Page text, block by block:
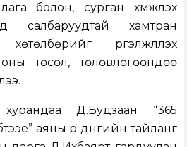
болон, сурган хүмүүжүүлэх
салбаруудтай хамтран
үргэлжлүүлэх
төсөл, төлөвлөгөөндөө
Д.Будзаан “365
аяны үр дүнгийн тайланг